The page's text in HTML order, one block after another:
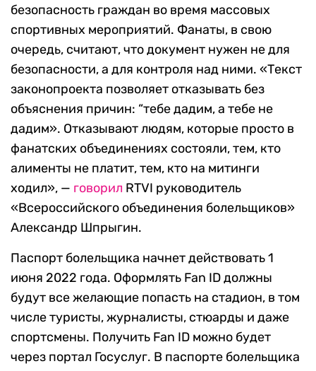
безопасность граждан во время массовых
спортивных мероприятий. Фанаты, в свою
очередь, считают, что документ нужен не для
безопасности, а для контроля над ними. «Текст
законопроекта позволяет отказывать без
объяснения причин: “тебе дадим, а тебе не
дадим». Отказывают людям, которые просто в
фанатских объединениях состояли, тем, кто
алименты не платит, тем, кто на митинги
ходил», — говорил RTVI руководитель
«Всероссийского объединения болельщиков»
Александр Шпрыгин.
Паспорт болельщика начнет действовать 1
июня 2022 года. Оформлять Fan ID должны
будут все желающие попасть на стадион, в том
числе туристы, журналисты, стюарды и даже
спортсмены. Получить Fan ID можно будет
через портал Госуслуг. В паспорте болельщика